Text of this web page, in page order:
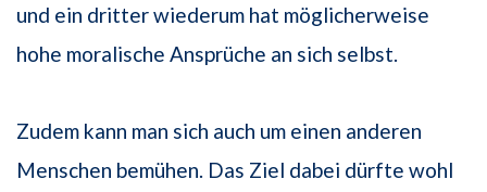
und ein dritter wiederum hat möglicherweise
hohe moralische Ansprüche an sich selbst.
Zudem kann man sich auch um einen anderen
Menschen bemühen. Das Ziel dabei dürfte wohl